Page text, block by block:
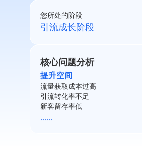
您所处的阶段
私域起盘阶段
核心问题分析
提升空间
复购率不足
会员活跃度低
裂变系数差
......
端收银点单、积分任务与裂变玩法，
域流量，提升私域成交、会员活跃与复